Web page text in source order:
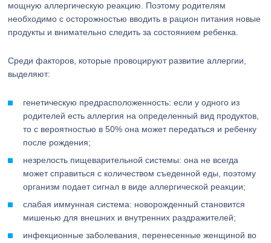
мощную аллергическую реакцию. Поэтому родителям
необходимо с осторожностью вводить в рацион питания новые
продукты и внимательно следить за состоянием ребенка.
Среди факторов, которые провоцируют развитие аллергии,
выделяют:
генетическую предрасположенность: если у одного из
родителей есть аллергия на определенный вид продуктов,
то с вероятностью в 50% она может передаться и ребенку
после рождения;
незрелость пищеварительной системы: она не всегда
может справиться с количеством съеденной еды, поэтому
организм подает сигнал в виде аллергической реакции;
слабая иммунная система: новорожденный становится
мишенью для внешних и внутренних раздражителей;
инфекционные заболевания, перенесенные женщиной во